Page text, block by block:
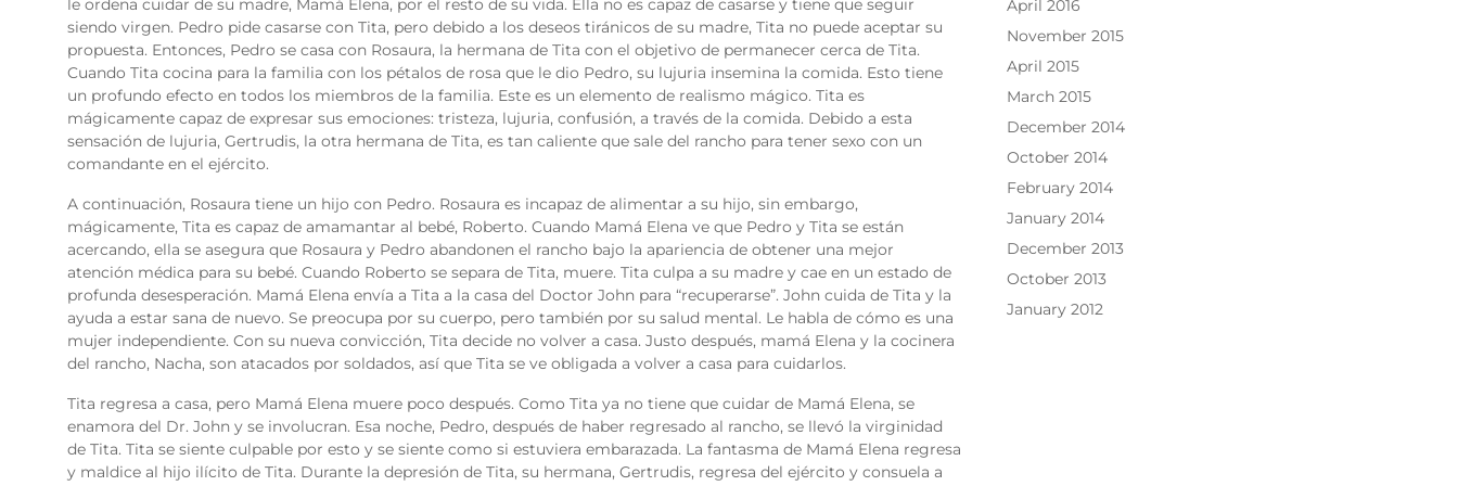
le ordena cuidar de su madre, Mamá Elena, por el resto de su vida. Ella no es capaz de casarse y tiene que seguir
siendo virgen. Pedro pide casarse con Tita, pero debido a los deseos tiránicos de su madre, Tita no puede aceptar su
propuesta. Entonces, Pedro se casa con Rosaura, la hermana de Tita con el objetivo de permanecer cerca de Tita.
Cuando Tita cocina para la familia con los pétalos de rosa que le dio Pedro, su lujuria insemina la comida. Esto tiene
un profundo efecto en todos los miembros de la familia. Este es un elemento de realismo mágico. Tita es
mágicamente capaz de expresar sus emociones: tristeza, lujuria, confusión, a través de la comida. Debido a esta
sensación de lujuria, Gertrudis, la otra hermana de Tita, es tan caliente que sale del rancho para tener sexo con un
comandante en el ejército.
A continuación, Rosaura tiene un hijo con Pedro. Rosaura es incapaz de alimentar a su hijo, sin embargo,
mágicamente, Tita es capaz de amamantar al bebé, Roberto. Cuando Mamá Elena ve que Pedro y Tita se están
acercando, ella se asegura que Rosaura y Pedro abandonen el rancho bajo la apariencia de obtener una mejor
atención médica para su bebé. Cuando Roberto se separa de Tita, muere. Tita culpa a su madre y cae en un estado de
profunda desesperación. Mamá Elena envía a Tita a la casa del Doctor John para “recuperarse”. John cuida de Tita y la
ayuda a estar sana de nuevo. Se preocupa por su cuerpo, pero también por su salud mental. Le habla de cómo es una
mujer independiente. Con su nueva convicción, Tita decide no volver a casa. Justo después, mamá Elena y la cocinera
del rancho, Nacha, son atacados por soldados, así que Tita se ve obligada a volver a casa para cuidarlos.
Tita regresa a casa, pero Mamá Elena muere poco después. Como Tita ya no tiene que cuidar de Mamá Elena, se
enamora del Dr. John y se involucran. Esa noche, Pedro, después de haber regresado al rancho, se llevó la virginidad
de Tita. Tita se siente culpable por esto y se siente como si estuviera embarazada. La fantasma de Mamá Elena regresa
y maldice al hijo ilícito de Tita. Durante la depresión de Tita, su hermana, Gertrudis, regresa del ejército y consuela a
April 2016
November 2015
April 2015
March 2015
December 2014
October 2014
February 2014
January 2014
December 2013
October 2013
January 2012